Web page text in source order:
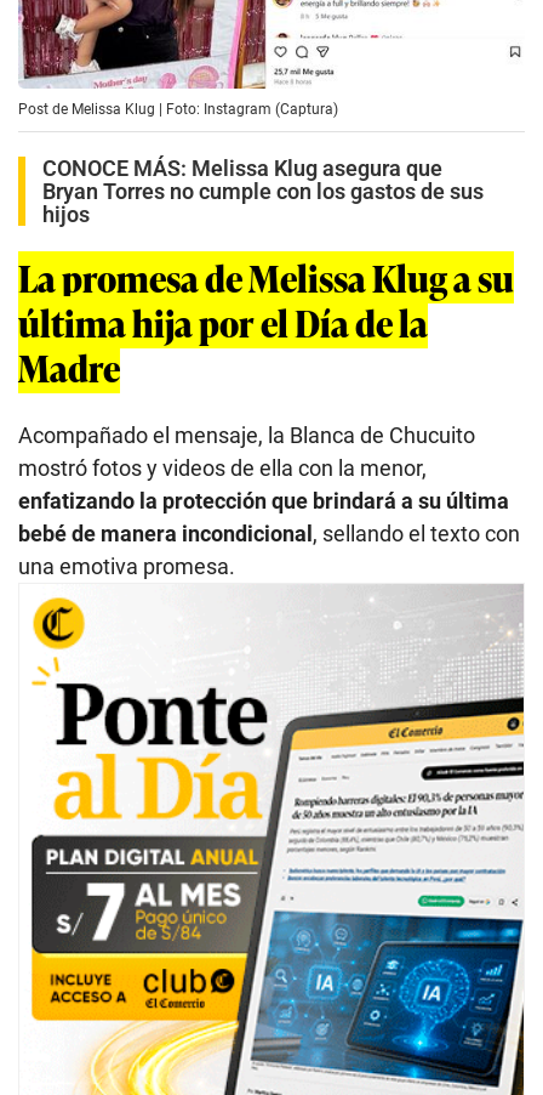
Post de Melissa Klug | Foto: Instagram (Captura)
CONOCE MÁS: Melissa Klug asegura que
Bryan Torres no cumple con los gastos de sus
hijos
La promesa de Melissa Klug a su
última hija por el Día de la
Madre
Acompañado el mensaje, la Blanca de Chucuito
mostró fotos y videos de ella con la menor,
enfatizando la protección que brindará a su última
bebé de manera incondicional , sellando el texto con
una emotiva promesa.